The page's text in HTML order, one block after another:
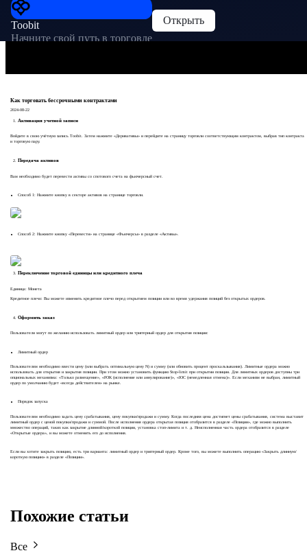
Toobit
Начните свой путь в торговле
Открыть
Как торговать бессрочными контрактами
2024-08-22
Активация учетной записи
Войдите в свою учётную запись Toobit. Затем нажмите «Деривативы» и перейдите на страницу торговли соответствующим контрактом, выбрав тип контракта
и торговую пару.
Передача активов
Вам необходимо будет перевести активы со спотового счета на фьючерсный счет.
Способ 1: Нажмите кнопку в секторе активов на странице торговли.
Способ 2: Нажмите кнопку «Перевести» на странице «Фьючерсы» в разделе «Активы».
Переключение торговой единицы или кредитного плеча
Единица: Монета
Кредитное плечо: Вы можете изменить кредитное плечо перед открытием позиции или во время удержания позиций без открытых ордеров.
Оформить заказ
Пользователи могут по желанию использовать лимитный ордер или триггерный ордер для открытия позиции:
Лимитный ордер
Пользователям необходимо ввести цену (или выбрать оптимальную цену N) и сумму (или обновить процент проскальзывания). Лимитные ордера можно
использовать для открытия и закрытия позиции. При этом можно установить функцию Stop-limit при открытии позиции. Для лимитных ордеров доступны три
опциональных механизма: «Только размещение», «FOK (исполнение или аннулирование)», «IOC (немедленная отмена)». Если механизм не выбран, лимитный
ордер по умолчанию будет «всегда действителен» на рынке.
Порядок запуска
Пользователям необходимо задать цену срабатывания, цену покупки/продажи и сумму. Когда последняя цена достигнет цены срабатывания, система выставит
лимитный ордер с ценой покупки/продажи и суммой. После исполнения ордера открытая позиция отобразится в разделе «Позиции», где можно выполнить
множество операций, таких как закрытие длинной/короткой позиции, установка стоп-лимита и т. д. Неисполненная часть ордера отобразится в разделе
«Открытые ордера», и вы можете отменить его до исполнения.
Если вы хотите закрыть позицию, есть три варианта: лимитный ордер и триггерный ордер. Кроме того, вы можете выполнить операцию «Закрыть длинную/
короткую позицию» в разделе «Позиции».
Похожие статьи
Все